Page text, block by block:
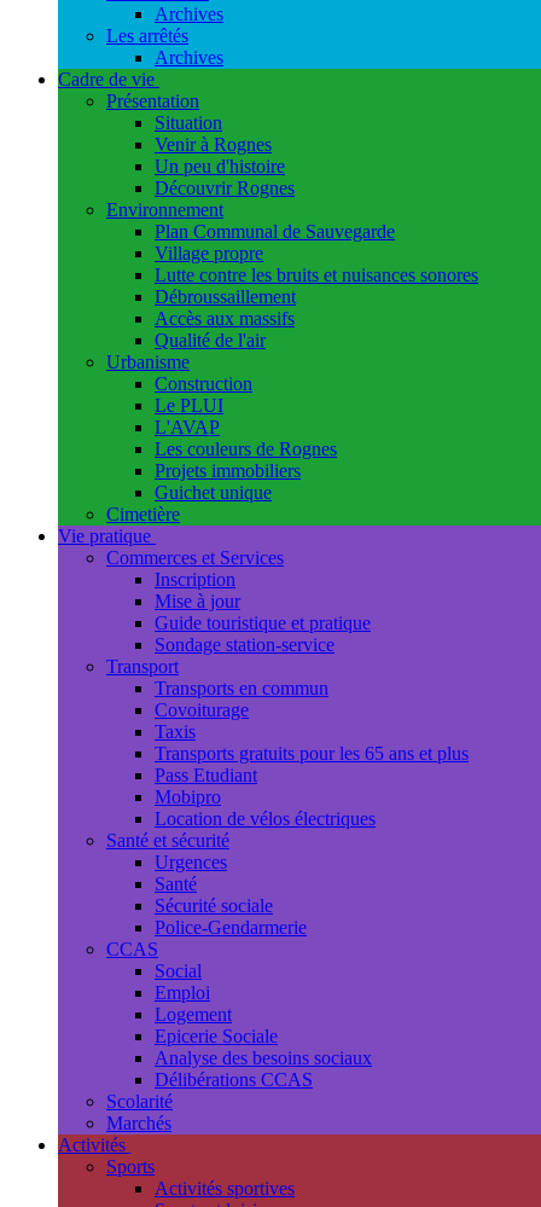
Archives
Les arrêtés
Archives
Cadre de vie
Présentation
Situation
Venir à Rognes
Un peu d'histoire
Découvrir Rognes
Environnement
Plan Communal de Sauvegarde
Village propre
Lutte contre les bruits et nuisances sonores
Débroussaillement
Accès aux massifs
Qualité de l'air
Urbanisme
Construction
Le PLUI
L'AVAP
Les couleurs de Rognes
Projets immobiliers
Guichet unique
Cimetière
Vie pratique
Commerces et Services
Inscription
Mise à jour
Guide touristique et pratique
Sondage station-service
Transport
Transports en commun
Covoiturage
Taxis
Transports gratuits pour les 65 ans et plus
Pass Etudiant
Mobipro
Location de vélos électriques
Santé et sécurité
Urgences
Santé
Sécurité sociale
Police-Gendarmerie
CCAS
Social
Emploi
Logement
Epicerie Sociale
Analyse des besoins sociaux
Délibérations CCAS
Scolarité
Marchés
Activités
Sports
Activités sportives